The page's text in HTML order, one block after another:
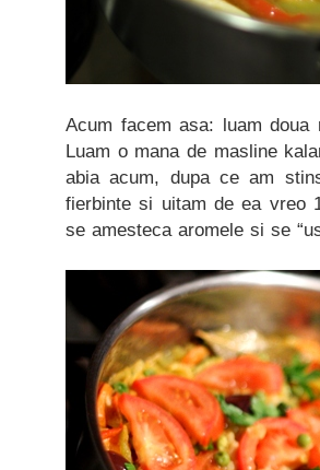
Acum facem asa: luam
Luam o mana de masline
abia acum, dupa ce am
fierbinte si uitam de ea vreo
se amesteca aromele si se